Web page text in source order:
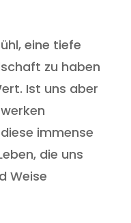
eine tiefe
zu haben
Ist uns aber
immense
die uns
Weise